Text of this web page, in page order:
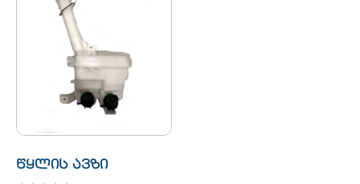
წყლის ავზი